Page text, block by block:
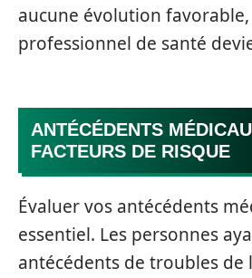
aucune évolution
professionnel de santé
ANTÉCÉDENTS
FACTEURS DE RISQUE
Évaluer vos antécédents
essentiel. Les personnes
antécédents de troubles de